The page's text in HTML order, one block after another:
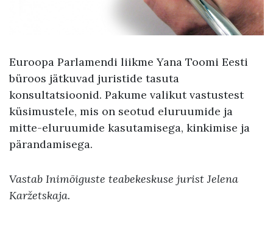
Euroopa Parlamendi liikme Yana Toomi Eesti
büroos jätkuvad juristide tasuta
konsultatsioonid. Pakume valikut vastustest
küsimustele, mis on seotud eluruumide ja
mitte-eluruumide kasutamisega, kinkimise ja
pärandamisega.
Vastab Inimõiguste teabekeskuse jurist Jelena
Karžetskaja.